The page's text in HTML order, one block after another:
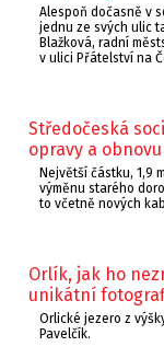
Alespoň dočasně v
jednu ze svých ulic
Blažková, radní
v ulici Přátelství na
Středočeská
opravy a
Největší částku, 1,9
výměnu starého
to včetně nových
Orlík, jak ho
unikátní
Orlické jezero z
Pavelčík.